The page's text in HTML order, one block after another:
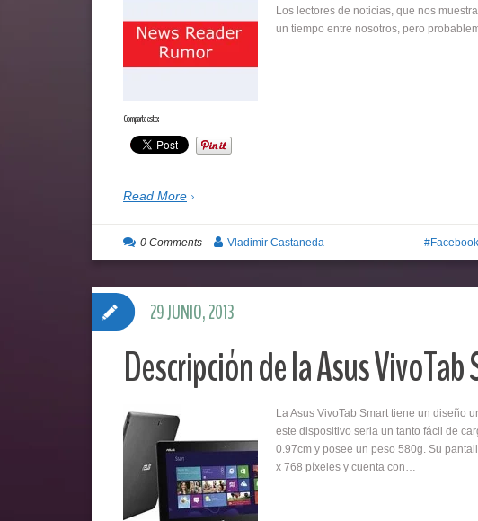
Los lectores de noticias, que nos
un tiempo entre nosotros, pero
Comparte esto:
Read More
Facebook
0 Comments Vladimir Castaneda
Descripción de la Asus
La Asus VivoTab Smart tiene un diseño
este dispositivo seria un tanto fácil de
0.97cm y posee un peso 580g. Su
x 768 píxeles y cuenta con…
29 JUNIO, 2013